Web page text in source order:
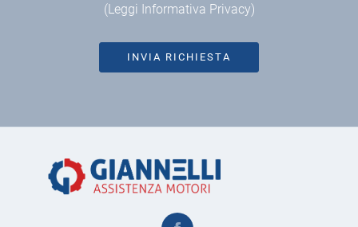
(Leggi Informativa Privacy)
INVIA RICHIESTA